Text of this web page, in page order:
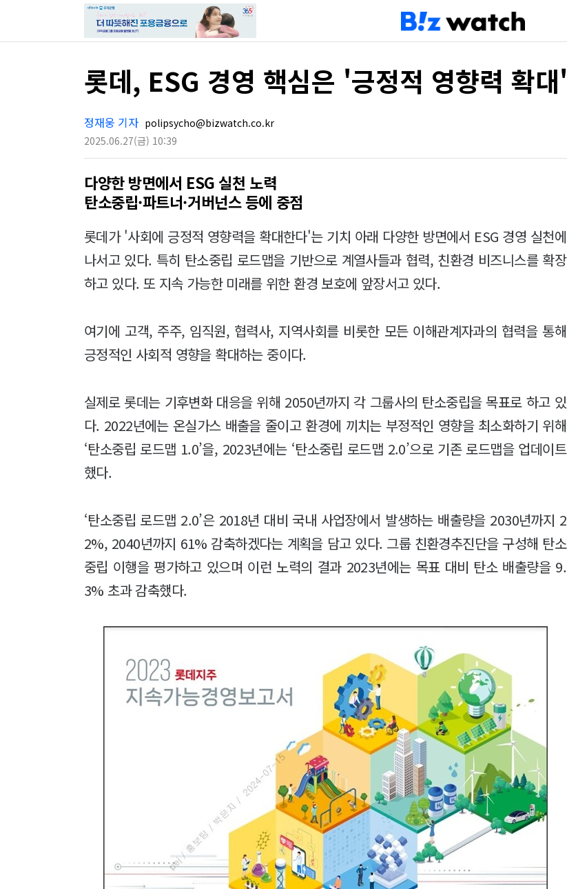
롯데, ESG 경영 핵심은 '긍정적 영향력 확대'
정재웅 기자 polipsycho@bizwatch.co.kr
2025.06.27(금) 10:39
다양한 방면에서 ESG 실천 노력
탄소중립·파트너·거버넌스 등에 중점
롯데가 '사회에 긍정적 영향력을 확대한다'는 기치 아래 다양한 방면에서 ESG 경영 실천에
나서고 있다. 특히 탄소중립 로드맵을 기반으로 계열사들과 협력, 친환경 비즈니스를 확장
하고 있다. 또 지속 가능한 미래를 위한 환경 보호에 앞장서고 있다.
여기에 고객, 주주, 임직원, 협력사, 지역사회를 비롯한 모든 이해관계자과의 협력을 통해
긍정적인 사회적 영향을 확대하는 중이다.
실제로 롯데는 기후변화 대응을 위해 2050년까지 각 그룹사의 탄소중립을 목표로 하고 있
다. 2022년에는 온실가스 배출을 줄이고 환경에 끼치는 부정적인 영향을 최소화하기 위해
‘탄소중립 로드맵 1.0’을, 2023년에는 ‘탄소중립 로드맵 2.0’으로 기존 로드맵을 업데이트
했다.
‘탄소중립 로드맵 2.0’은 2018년 대비 국내 사업장에서 발생하는 배출량을 2030년까지 2
2%, 2040년까지 61% 감축하겠다는 계획을 담고 있다. 그룹 친환경추진단을 구성해 탄소
중립 이행을 평가하고 있으며 이런 노력의 결과 2023년에는 목표 대비 탄소 배출량을 9.
3% 초과 감축했다.